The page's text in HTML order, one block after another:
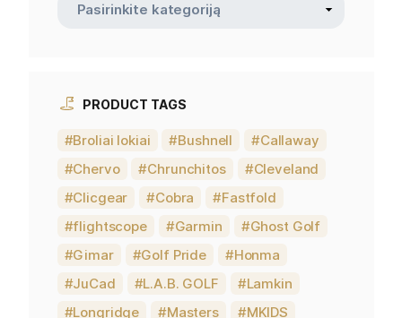
PRODUCT TAGS
Broliai lokiai Bushnell
Callaway
Chervo
Chrunchitos
Cleveland
Clicgear
Cobra
Fastfold
flightscope
Garmin
Ghost Golf
Gimar
Golf Pride
Honma
JuCad
L.A.B. GOLF
Lamkin
Longridge
Masters
MKIDS